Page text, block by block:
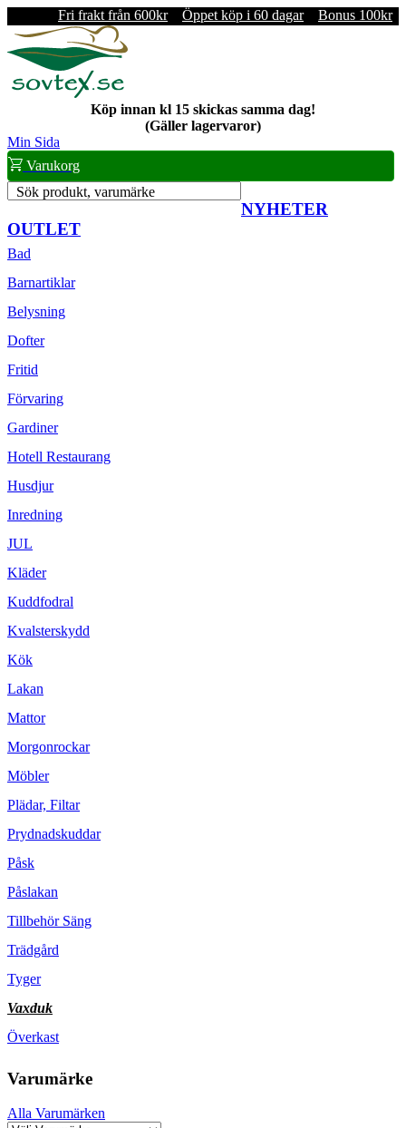
Fri frakt från 600kr Öppet köp i 60 dagar Bonus 100kr
Köp innan kl 15 skickas samma dag!
(Gäller lagervaror)
Min Sida
Varukorg
Sök produkt, varumärke
NYHETER
OUTLET
Bad
Barnartiklar
Belysning
Dofter
Fritid
Förvaring
Gardiner
Hotell Restaurang
Husdjur
Inredning
JUL
Kläder
Kuddfodral
Kvalsterskydd
Kök
Lakan
Mattor
Morgonrockar
Möbler
Plädar, Filtar
Prydnadskuddar
Påsk
Påslakan
Tillbehör Säng
Trädgård
Tyger
Vaxduk
Överkast
Varumärke
Alla Varumärken